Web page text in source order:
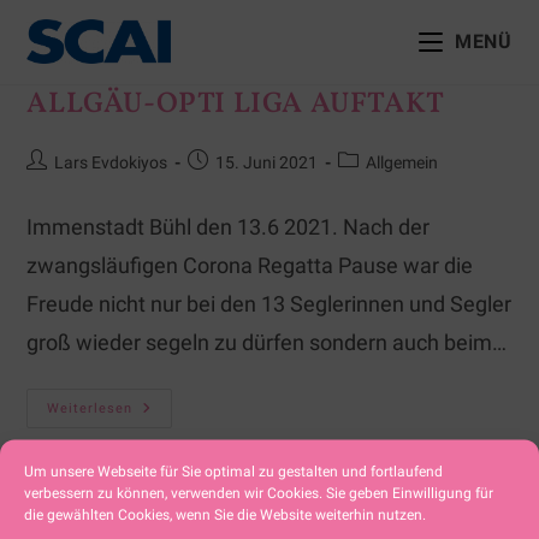
Um unsere Webseite für Sie optimal zu gestalten und fortlaufend
verbessern zu können, verwenden wir Cookies. Sie geben Einwilligung für
die gewählten Cookies, wenn Sie die Website weiterhin nutzen.
MENÜ
ALLGÄU-OPTI LIGA AUFTAKT
Lars Evdokiyos 15. Juni 2021 Allgemein
Immenstadt Bühl den 13.6 2021. Nach der
zwangsläufigen Corona Regatta Pause war die
Freude nicht nur bei den 13 Seglerinnen und Segler
groß wieder segeln zu dürfen sondern auch beim…
Weiterlesen